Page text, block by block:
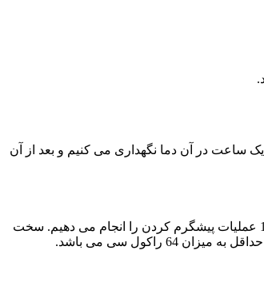
دمای 650 درجه سانتی گراد حرارت می یابد. و به مدت یک ساعت در آن دما نگهداری می کنیم و بعد از آن
ابتدا دمای قطعه را تا 45-600 درجه سانتی گراد بالا می بریم و بعد از آن در دمای 850 درجه سانتی گراد پیشگرم می نماییم. و سپس در مرحله بعد در دمای 1050 عملیات پیشگرم کردن را انجام می دهیم. سخت